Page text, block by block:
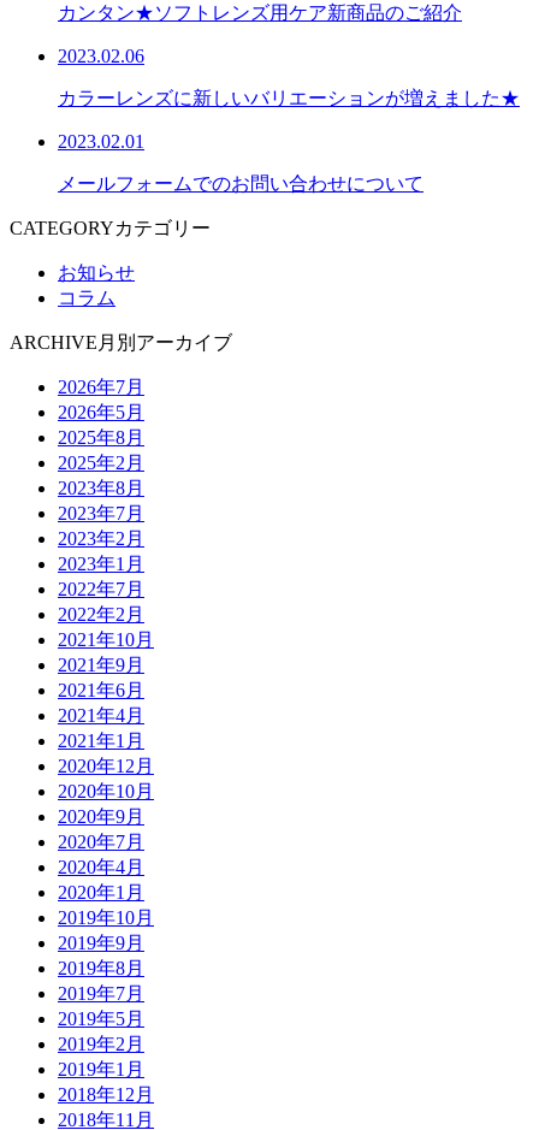
カンタン★ソフトレンズ用ケア新商品のご紹介
2023.02.06
カラーレンズに新しいバリエーションが増えました★
2023.02.01
メールフォームでのお問い合わせについて
CATEGORYカテゴリー
お知らせ
コラム
ARCHIVE 月別アーカイブ
2026年7月
2026年5月
2025年8月
2025年2月
2023年8月
2023年7月
2023年2月
2023年1月
2022年7月
2022年2月
2021年10月
2021年9月
2021年6月
2021年4月
2021年1月
2020年12月
2020年10月
2020年9月
2020年7月
2020年4月
2020年1月
2019年10月
2019年9月
2019年8月
2019年7月
2019年5月
2019年2月
2019年1月
2018年12月
2018年11月